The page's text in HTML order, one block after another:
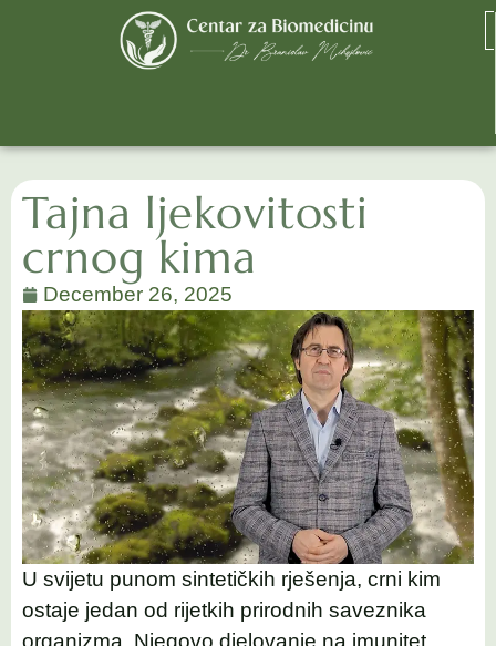
Tajna ljekovitosti
crnog kima
December 26, 2025
U svijetu punom sintetičkih rješenja, crni kim
ostaje jedan od rijetkih prirodnih saveznika